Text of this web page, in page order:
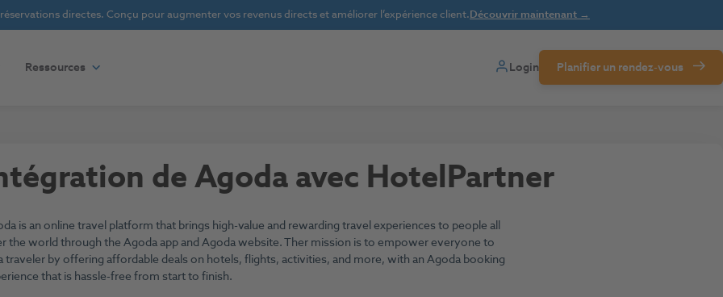
directes. Conçu pour augmenter vos revenus directs et améliorer l’expérience client.Découvrir maintenant →
Ressources Login Planifier un rendez-vous
de Agoda avec HotelPartner
is an online travel platform that brings high-value and rewarding travel experiences to people all
the world through the Agoda app and Agoda website. Ther mission is to empower everyone to
traveler by offering affordable deals on hotels, flights, activities, and more, with an Agoda booking
that is hassle-free from start to finish.